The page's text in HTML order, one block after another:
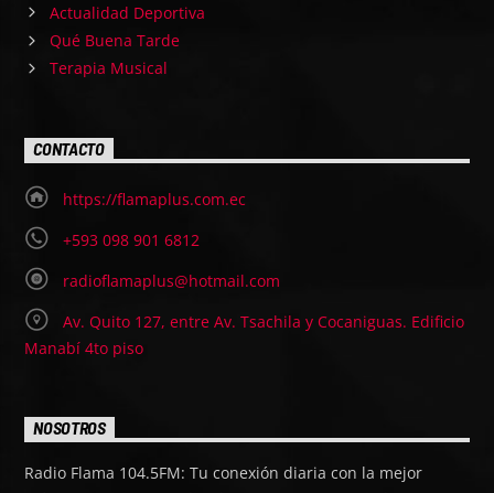
Actualidad Deportiva
Qué Buena Tarde
Terapia Musical
CONTACTO
https://flamaplus.com.ec
+593 098 901 6812
radioflamaplus@hotmail.com
Av. Quito 127, entre Av. Tsachila y Cocaniguas. Edificio
Manabí 4to piso
NOSOTROS
Radio Flama 104.5FM: Tu conexión diaria con la mejor